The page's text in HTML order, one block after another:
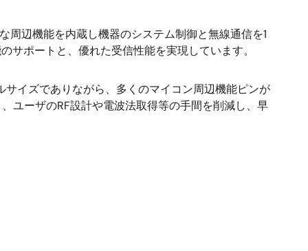
辺機能を内蔵し機器のシステム制御と無線通信を1
ポートと、優れた受信性能を実現しています。
イズでありながら、多くのマイコン周辺機能ピンが
ユーザのRF設計や電波法取得等の手間を削減し、早